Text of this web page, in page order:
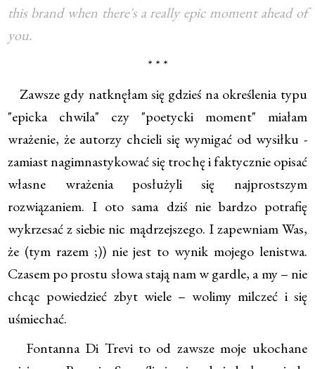
this brand when there's a really epic moment ahead of
you.
* * *
Zawsze gdy natknęłam się gdzieś na określenia typu
"epicka chwila" czy "poetycki moment" miałam
wrażenie, że autorzy chcieli się wymigać od wysiłku -
zamiast nagimnastykować się trochę i faktycznie opisać
własne wrażenia posłużyli się najprostszym
rozwiązaniem. I oto sama dziś nie bardzo potrafię
wykrzesać z siebie nic mądrzejszego. I zapewniam Was,
że (tym razem ;)) nie jest to wynik mojego lenistwa.
Czasem po prostu słowa stają nam w gardle, a my – nie
chcąc powiedzieć zbyt wiele – wolimy milczeć i się
uśmiechać.
Fontanna Di Trevi to od zawsze moje ukochane